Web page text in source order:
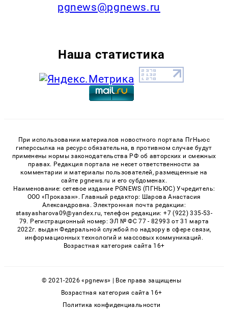
pgnews@pgnews.ru
Наша статистика
При использовании материалов новостного портала ПгНьюс
гиперссылка на ресурс обязательна, в противном случае будут
применены нормы законодательства РФ об авторских и смежных
правах. Редакция портала не несет ответственности за
комментарии и материалы пользователей, размещенные на
сайте pgnews.ru и его субдоменах.
Наименование: сетевое издание PGNEWS (ПГНЬЮС) Учредитель:
ООО «Проказан». Главный редактор: Шарова Анастасия
Александровна. Электронная почта редакции:
stasyasharova09@yandex.ru, телефон редакции: +7 (922) 335-53-
79. Регистрационный номер: ЭЛ № ФС 77 - 82993 от 31 марта
2022г. выдан Федеральной службой по надзору в сфере связи,
информационных технологий и массовых коммуникаций.
Возрастная категория сайта 16+
© 2021-2026 «pgnews» | Все права защищены
Возрастная категория сайта 16+
Политика конфиденциальности